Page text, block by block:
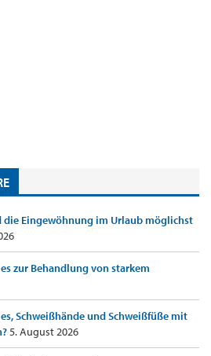
die Eingewöhnung im Urlaub möglichst
zur Behandlung von starkem
Schweißhände und Schweißfüße mit
5. August 2026